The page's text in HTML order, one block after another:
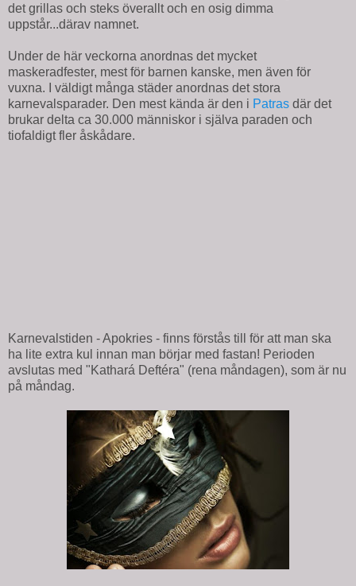
det grillas och steks överallt och en osig dimma
uppstår...därav namnet.
Under de här veckorna anordnas det mycket
maskeradfester, mest för barnen kanske, men även för
vuxna. I väldigt många städer anordnas det stora
karnevalsparader. Den mest kända är den i Patras där det
brukar delta ca 30.000 människor i själva paraden och
tiofaldigt fler åskådare.
Karnevalstiden - Apokries - finns förstås till för att man ska
ha lite extra kul innan man börjar med fastan! Perioden
avslutas med "Kathará Deftéra" (rena måndagen), som är nu
på måndag.